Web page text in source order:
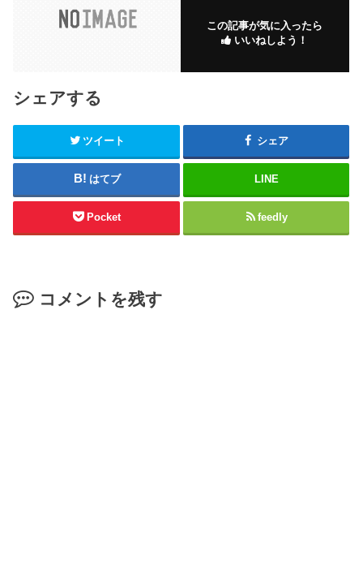
この記事が気に入ったら
いいねしよう！
シェアする
ツイート シェア
はてブ LINE
Pocket feedly
コメントを残す